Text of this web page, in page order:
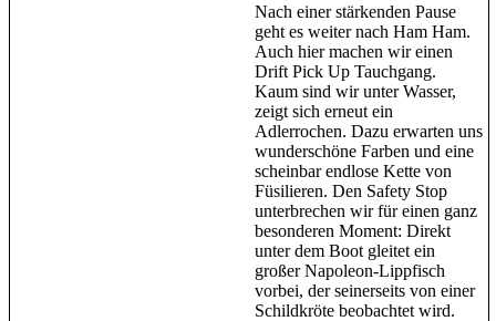
Nach einer stärkenden Pause
geht es weiter nach Ham Ham.
Auch hier machen wir einen
Drift Pick Up Tauchgang.
Kaum sind wir unter Wasser,
zeigt sich erneut ein
Adlerrochen. Dazu erwarten uns
wunderschöne Farben und eine
scheinbar endlose Kette von
Füsilieren. Den Safety Stop
unterbrechen wir für einen ganz
besonderen Moment: Direkt
unter dem Boot gleitet ein
großer Napoleon-Lippfisch
vorbei, der seinerseits von einer
Schildkröte beobachtet wird.